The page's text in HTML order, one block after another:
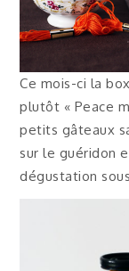
Ce mois-ci la
plutôt « Peace
petits gâteaux
sur le guéridon
dégustation